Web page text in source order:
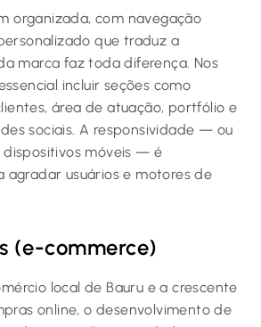
organizada, com navegação
que traduz a
marca faz toda diferença. Nos
incluir seções como
área de atuação, portfólio e
sociais. A responsividade — ou
móveis — é
agradar usuários e motores de
(e-commerce)
local de Bauru e a crescente
online, o desenvolvimento de